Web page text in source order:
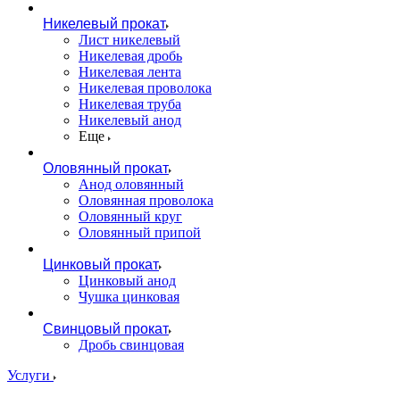
Никелевый прокат
Лист никелевый
Никелевая дробь
Никелевая лента
Никелевая проволока
Никелевая труба
Никелевый анод
Еще
Оловянный прокат
Анод оловянный
Оловянная проволока
Оловянный круг
Оловянный припой
Цинковый прокат
Цинковый анод
Чушка цинковая
Свинцовый прокат
Дробь свинцовая
Услуги